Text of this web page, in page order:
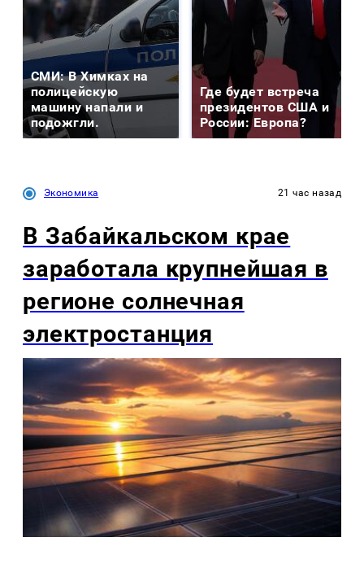
СМИ: В Химках на
полицейскую
машину напали и
подожгли.
Где будет встреча
президентов США и
России: Европа?
Экономика 21 час назад
В Забайкальском крае
заработала крупнейшая в
регионе солнечная
электростанция